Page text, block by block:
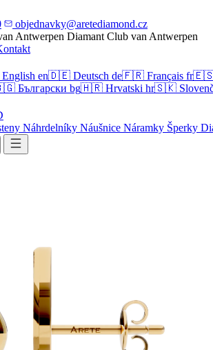
objednavky@aretediamond.cz
Antwerpen Diamant Club van Antwerpen
English en🇩🇪 Deutsch de🇫🇷 Français fr
Български bg🇭🇷 Hrvatski hr🇸🇰
Náhrdelníky Náušnice Náramky Šperky